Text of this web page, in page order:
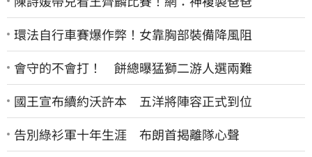
環法自行車賽爆作弊！女靠胸部裝備降風阻
會守的不會打！ 餅總曝猛獅二游人選兩難
國王宣布續約沃許本 五洋將陣容正式到位
告別綠衫軍十年生涯 布朗首揭離隊心聲